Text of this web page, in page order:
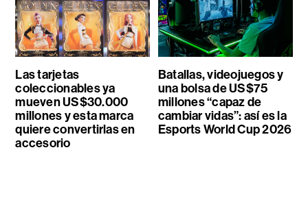
Las tarjetas
coleccionables ya
mueven US$30.000
millones y esta marca
quiere convertirlas en
accesorio
Batallas, videojuegos y
una bolsa de US$75
millones “capaz de
cambiar vidas”: así es la
Esports World Cup 2026